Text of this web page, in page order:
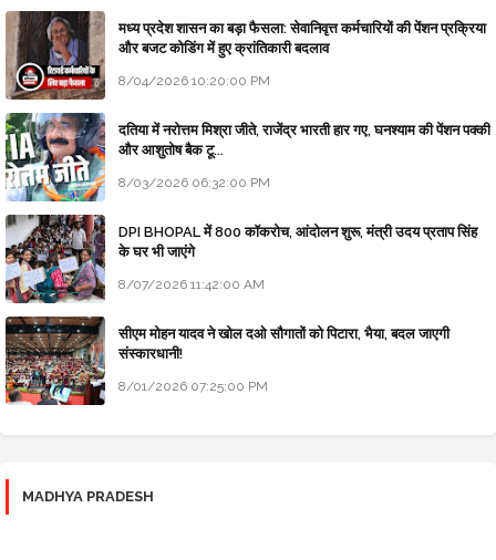
मध्य प्रदेश शासन का बड़ा फैसला: सेवानिवृत्त कर्मचारियों की पेंशन प्रक्रिया
और बजट कोडिंग में हुए क्रांतिकारी बदलाव
8/04/2026 10:20:00 PM
दतिया में नरोत्तम मिश्रा जीते, राजेंद्र भारती हार गए, घनश्याम की पेंशन पक्की
और आशुतोष बैक टू...
8/03/2026 06:32:00 PM
DPI BHOPAL में 800 कॉकरोच, आंदोलन शुरू, मंत्री उदय प्रताप सिंह
के घर भी जाएंगे
8/07/2026 11:42:00 AM
सीएम मोहन यादव ने खोल दओ सौगातों को पिटारा, भैया, बदल जाएगी
संस्कारधानी!
8/01/2026 07:25:00 PM
MADHYA PRADESH